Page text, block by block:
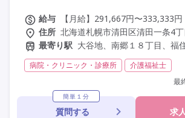
給与
【月給】291,667円〜333,333円
住所 北海道札幌市清田区清田一条4
最寄り駅 大谷地、南郷１８丁目、福
病院・クリニック・診療所
介護福祉士
初任者研修(ヘル
その他 夜勤なし
オープン3年以内
社会保険完備
交通費
最
簡単１分
質問する 求